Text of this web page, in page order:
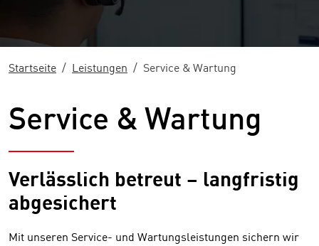
Startseite Leistungen Service & Wartung
Service & Wartung
Verlässlich betreut – langfristig
abgesichert
Mit unseren Service- und Wartungsleistungen sichern wir